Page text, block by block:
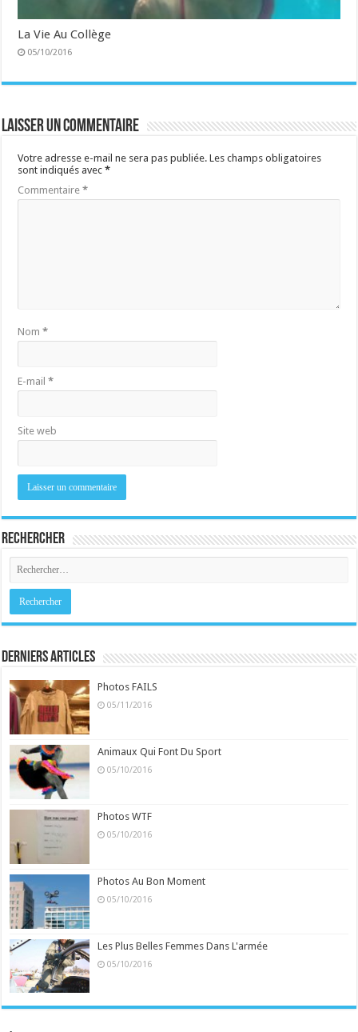
La Vie Au Collège
05/10/2016
Laisser un commentaire
Votre adresse e-mail ne sera pas publiée. Les champs obligatoires
sont indiqués avec*
Commentaire*
Nom*
E-mail*
Site web
Rechercher
Derniers Articles
Photos FAILS
05/11/2016
Animaux Qui Font Du Sport
05/10/2016
Photos WTF
05/10/2016
Photos Au Bon Moment
05/10/2016
Les Plus Belles Femmes Dans L'armée
05/10/2016